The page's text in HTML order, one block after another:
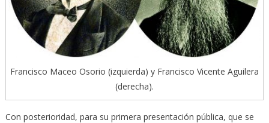
Francisco Maceo Osorio (izquierda) y Francisco Vicente Aguilera
(derecha).
Con posterioridad, para su primera presentación pública, que se